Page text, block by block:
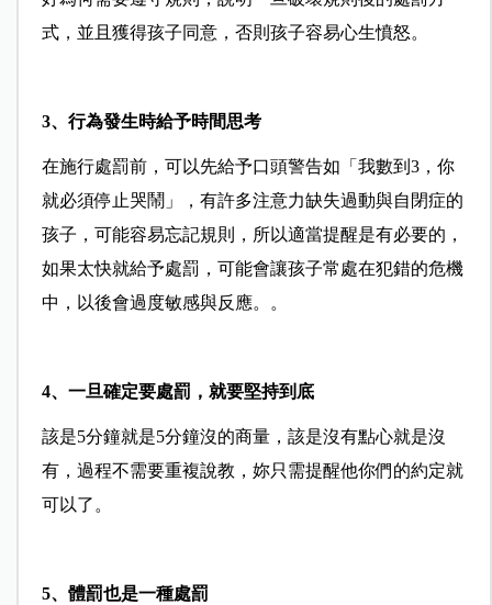
式，並且獲得孩子同意，否則孩子容易心生憤怒。
3、 行為發生時給予時間思考
在施行處罰前，可以先給予口頭警告如「我數到3，你
就必須停止哭鬧」，有許多注意力缺失過動與自閉症的
孩子，可能容易忘記規則，所以適當提醒是有必要的，
如果太快就給予處罰，可能會讓孩子常處在犯錯的危機
中，以後會過度敏感與反應。。
4、 一旦確定要處罰，就要堅持到底
該是5分鐘就是5分鐘沒的商量，該是沒有點心就是沒
有，過程不需要重複說教，妳只需提醒他你們的約定就
可以了。
5、 體罰也是一種處罰